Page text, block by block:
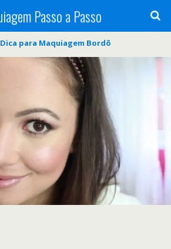
Passo a Passo
para Maquiagem Bordô